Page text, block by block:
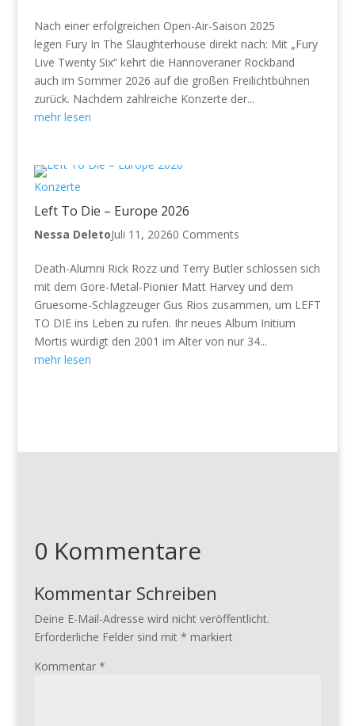
Nach einer erfolgreichen Open-Air-Saison 2025
legen Fury In The Slaughterhouse direkt nach: Mit „Fury
Live Twenty Six“ kehrt die Hannoveraner Rockband
auch im Sommer 2026 auf die großen Freilichtbühnen
zurück. Nachdem zahlreiche Konzerte der...
mehr lesen
Konzerte
Left To Die – Europe 2026
Nessa DeletoJuli 11, 20260 Comments
Death-Alumni Rick Rozz und Terry Butler schlossen sich
mit dem Gore-Metal-Pionier Matt Harvey und dem
Gruesome-Schlagzeuger Gus Rios zusammen, um LEFT
TO DIE ins Leben zu rufen. Ihr neues Album Initium
Mortis würdigt den 2001 im Alter von nur 34...
mehr lesen
0 Kommentare
Kommentar Schreiben
Deine E-Mail-Adresse wird nicht veröffentlicht.
Erforderliche Felder sind mit * markiert
Kommentar *